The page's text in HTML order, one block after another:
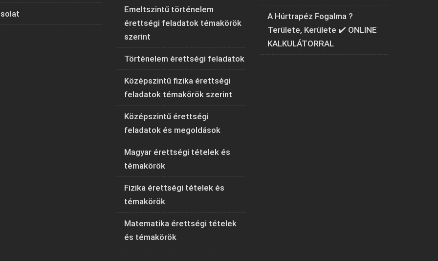
Emeltszintű történelem
érettségi feladatok témakörök
szerint
Történelem érettségi feladatok
Középszintű fizika érettségi
feladatok témakörök szerint
Középszintű érettségi
feladatok és megoldások
Magyar érettségi tételek és
témakörök
Fizika érettségi tételek és
témakörök
Matematika érettségi tételek
és témakörök
A Húrtrapéz Fogalma ?
Területe, Kerülete ✔️ ONLINE
KALKULÁTORRAL